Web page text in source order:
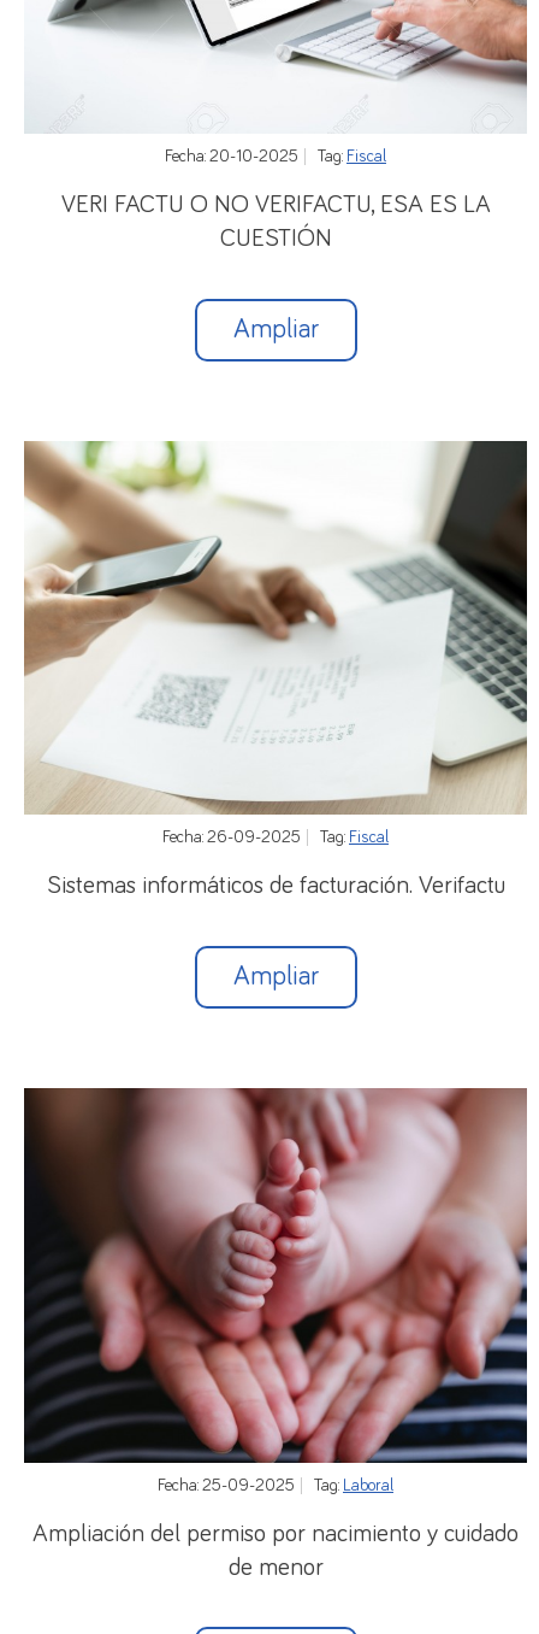
Fecha: 20-10-2025 Tag: Fiscal
VERI FACTU O NO VERIFACTU, ESA ES LA
CUESTIÓN
Ampliar
Fecha: 26-09-2025 Tag: Fiscal
Sistemas informáticos de facturación. Verifactu
Ampliar
Fecha: 25-09-2025 Tag: Laboral
Ampliación del permiso por nacimiento y cuidado
de menor